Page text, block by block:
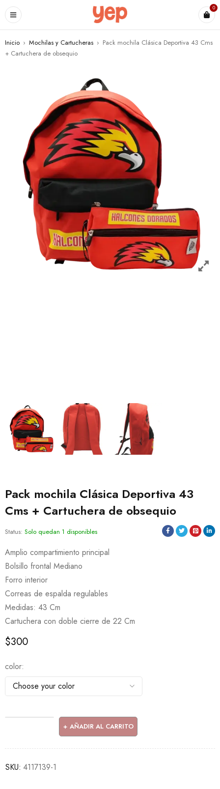
0
Inicio › Mochilas y Cartucheras › Pack mochila Clásica Deportiva 43 Cms
+ Cartuchera de obsequio
Pack mochila Clásica Deportiva 43
Cms + Cartuchera de obsequio
Status: Solo quedan 1 disponibles
Amplio compartimiento principal
Bolsillo frontal Mediano
Forro interior
Correas de espalda regulables
Medidas: 43 Cm
Cartuchera con doble cierre de 22 Cm
$300
color
AÑADIR AL CARRITO
SKU: 4117139-1